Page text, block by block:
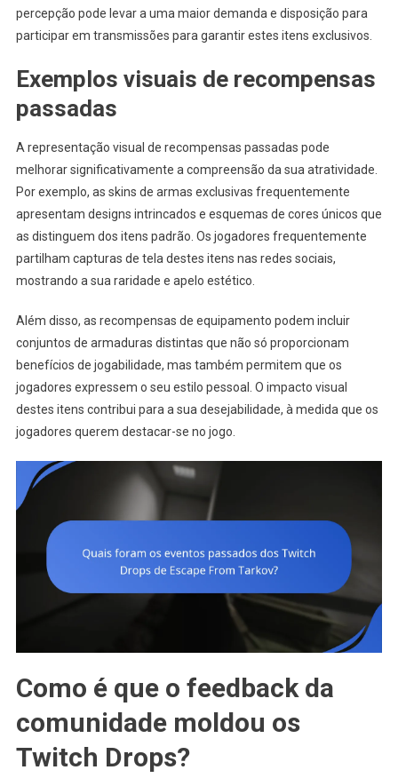
percepção pode levar a uma maior demanda e disposição para
participar em transmissões para garantir estes itens exclusivos.
Exemplos visuais de recompensas
passadas
A representação visual de recompensas passadas pode
melhorar significativamente a compreensão da sua atratividade.
Por exemplo, as skins de armas exclusivas frequentemente
apresentam designs intrincados e esquemas de cores únicos que
as distinguem dos itens padrão. Os jogadores frequentemente
partilham capturas de tela destes itens nas redes sociais,
mostrando a sua raridade e apelo estético.
Além disso, as recompensas de equipamento podem incluir
conjuntos de armaduras distintas que não só proporcionam
benefícios de jogabilidade, mas também permitem que os
jogadores expressem o seu estilo pessoal. O impacto visual
destes itens contribui para a sua desejabilidade, à medida que os
jogadores querem destacar-se no jogo.
Como é que o feedback da
comunidade moldou os
Twitch Drops?